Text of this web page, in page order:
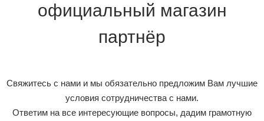
официальный магазин
партнёр
Свяжитесь с нами и мы обязательно предложим Вам лучшие
условия сотрудничества с нами.
Ответим на все интересующие вопросы, дадим грамотную